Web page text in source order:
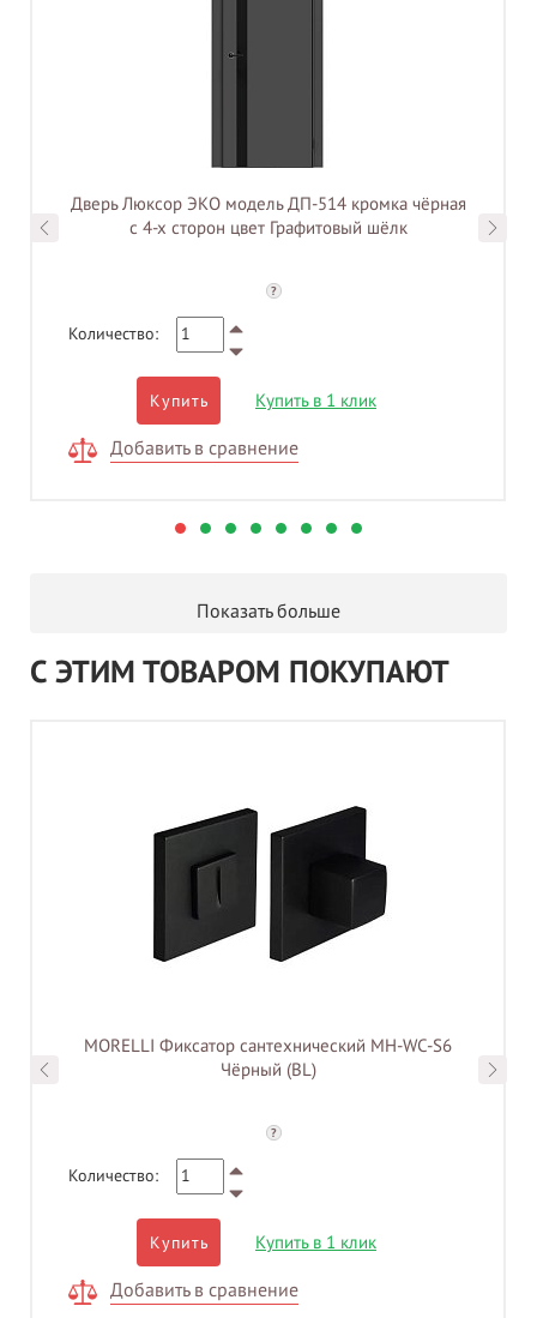
Дверь Люксор ЭКО модель ДП-514 кромка чёрная
с 4-х сторон цвет Графитовый шёлк
?
Количество:
Купить Купить в 1 клик
Добавить в сравнение
Показать больше
С ЭТИМ ТОВАРОМ ПОКУПАЮТ
MORELLI Фиксатор сантехнический MH-WC-S6
Чёрный (BL)
?
Количество:
Купить Купить в 1 клик
Добавить в сравнение